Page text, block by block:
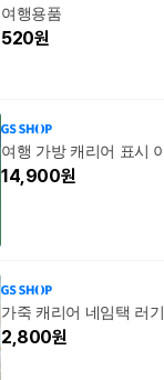
여행용품
520원
여행 가방 캐리어 표시
14,900원
가죽 캐리어 네임택 러
2,800원